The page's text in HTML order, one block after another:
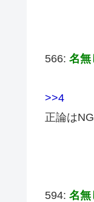
566: 名無
>>4
正論はNG
594: 名無